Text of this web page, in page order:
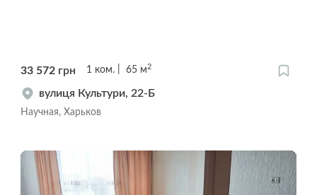
33 572 грн 1 ком. 65 м 2
вулиця Культури, 22-Б
Научная, Харьков